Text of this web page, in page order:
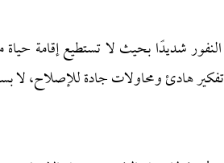
شديدًا بحيث لا تستطيع إقامة حياة
تفكير هادئ ومحاولات جادة للإصلاح،